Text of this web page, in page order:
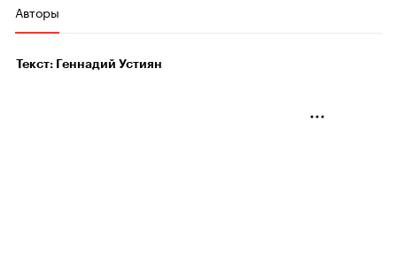
Авторы
Текст: Геннадий Устиян